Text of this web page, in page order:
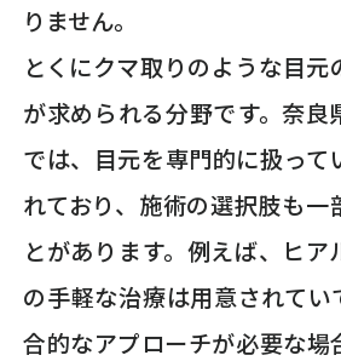
りません。
とくにクマ取りのような目
が求められる分野です。奈良
では、目元を専門的に扱って
れており、施術の選択肢も一
とがあります。例えば、ヒ
の手軽な治療は用意されてい
合的なアプローチが必要な場